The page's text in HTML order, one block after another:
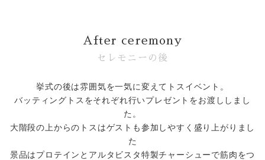
Wedding Restaurant
After ceremony
セレモニーの後
挙式の後は雰囲気を一気に変えてトスイベント。
バッティングトスをそれぞれ行いプレゼントをお渡ししまし
た。
大階段の上からのトスはゲストも参加しやすく盛り上がりまし
た
景品はプロテインとアルタビスタ特製チャーシューで筋肉をつ